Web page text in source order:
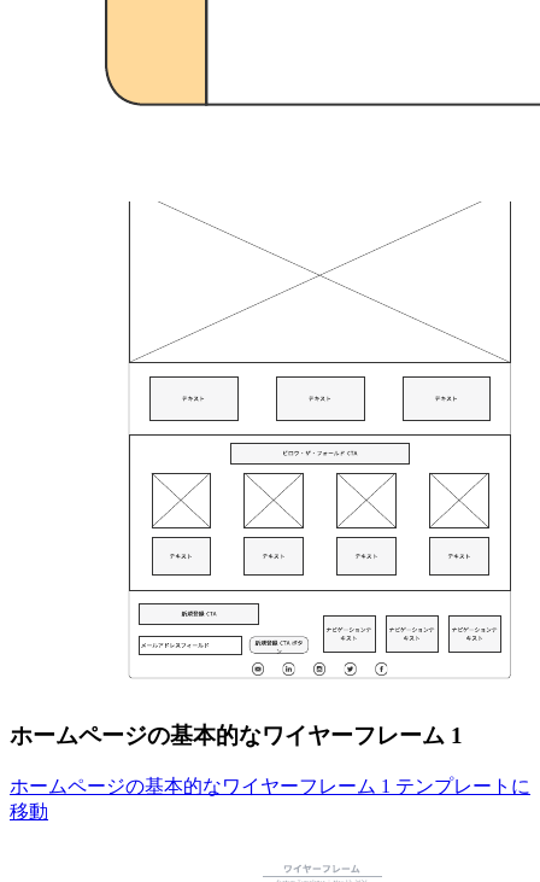
ホームページの基本的なワイヤーフレーム 1
ホームページの基本的なワイヤーフレーム 1 テンプレートに
移動